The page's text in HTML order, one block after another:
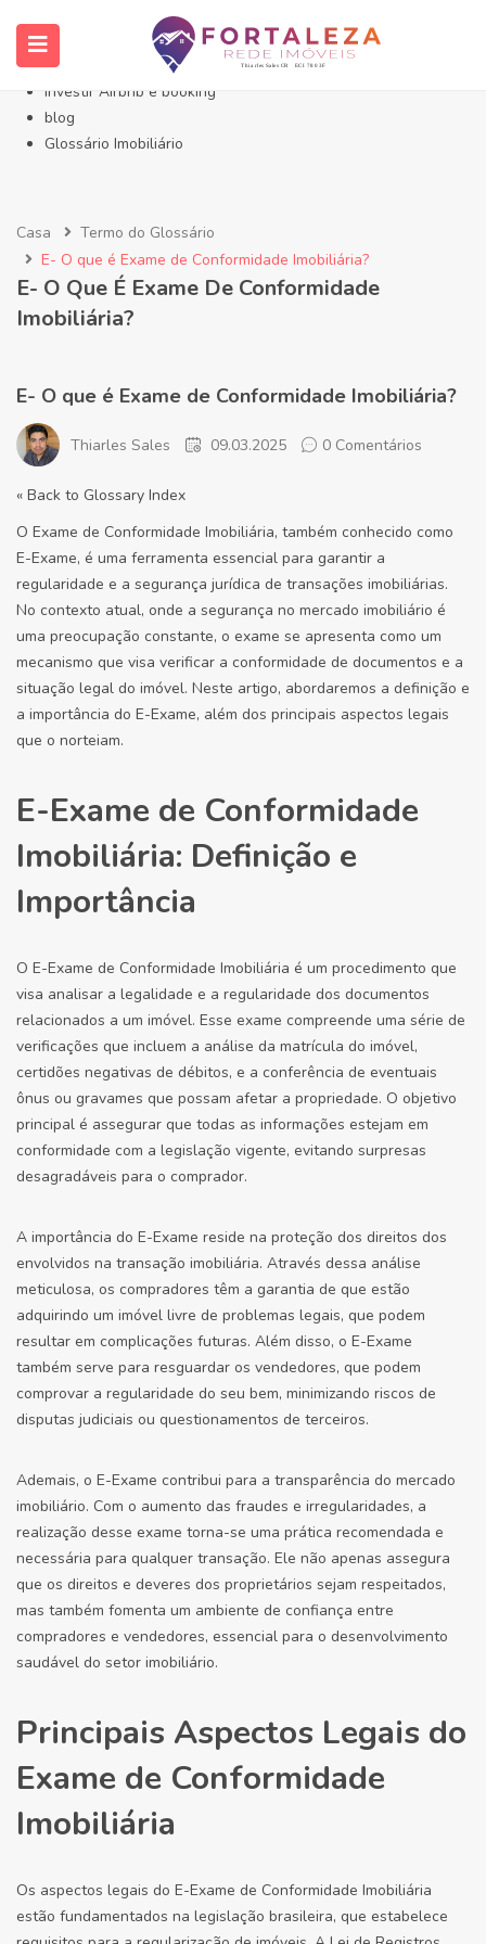
Início- Imóveis Fortaleza Eusébio
Imóveis em Fortaleza
Imóveis no Eusébio
Investir Airbnb e booking
blog
Glossário Imobiliário
Casa
Termo do Glossário
E- O que é Exame de Conformidade Imobiliária?
E- O Que É Exame De Conformidade
Imobiliária?
E- O que é Exame de Conformidade Imobiliária?
Thiarles Sales 09.03.2025 0 Comentários
« Back to Glossary Index
O Exame de Conformidade Imobiliária, também conhecido como
E-Exame, é uma ferramenta essencial para garantir a
regularidade e a segurança jurídica de transações imobiliárias.
No contexto atual, onde a segurança no mercado imobiliário é
uma preocupação constante, o exame se apresenta como um
mecanismo que visa verificar a conformidade de documentos e a
situação legal do imóvel. Neste artigo, abordaremos a definição e
a importância do E-Exame, além dos principais aspectos legais
que o norteiam.
E-Exame de Conformidade
Imobiliária: Definição e
Importância
O E-Exame de Conformidade Imobiliária é um procedimento que
visa analisar a legalidade e a regularidade dos documentos
relacionados a um imóvel. Esse exame compreende uma série de
verificações que incluem a análise da matrícula do imóvel,
certidões negativas de débitos, e a conferência de eventuais
ônus ou gravames que possam afetar a propriedade. O objetivo
principal é assegurar que todas as informações estejam em
conformidade com a legislação vigente, evitando surpresas
desagradáveis para o comprador.
A importância do E-Exame reside na proteção dos direitos dos
envolvidos na transação imobiliária. Através dessa análise
meticulosa, os compradores têm a garantia de que estão
adquirindo um imóvel livre de problemas legais, que podem
resultar em complicações futuras. Além disso, o E-Exame
também serve para resguardar os vendedores, que podem
comprovar a regularidade do seu bem, minimizando riscos de
disputas judiciais ou questionamentos de terceiros.
Ademais, o E-Exame contribui para a transparência do mercado
imobiliário. Com o aumento das fraudes e irregularidades, a
realização desse exame torna-se uma prática recomendada e
necessária para qualquer transação. Ele não apenas assegura
que os direitos e deveres dos proprietários sejam respeitados,
mas também fomenta um ambiente de confiança entre
compradores e vendedores, essencial para o desenvolvimento
saudável do setor imobiliário.
Principais Aspectos Legais do
Exame de Conformidade
Imobiliária
Os aspectos legais do E-Exame de Conformidade Imobiliária
estão fundamentados na legislação brasileira, que estabelece